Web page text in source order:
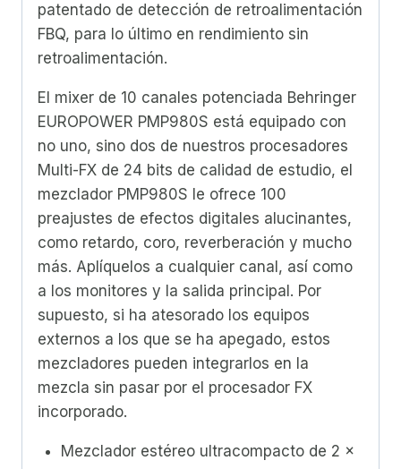
patentado de detección de retroalimentación
FBQ, para lo último en rendimiento sin
retroalimentación.
El mixer de 10 canales potenciada Behringer
EUROPOWER PMP980S está equipado con
no uno, sino dos de nuestros procesadores
Multi-FX de 24 bits de calidad de estudio, el
mezclador PMP980S le ofrece 100
preajustes de efectos digitales alucinantes,
como retardo, coro, reverberación y mucho
más. Aplíquelos a cualquier canal, así como
a los monitores y la salida principal. Por
supuesto, si ha atesorado los equipos
externos a los que se ha apegado, estos
mezcladores pueden integrarlos en la
mezcla sin pasar por el procesador FX
incorporado.
Mezclador estéreo ultracompacto de 2 x